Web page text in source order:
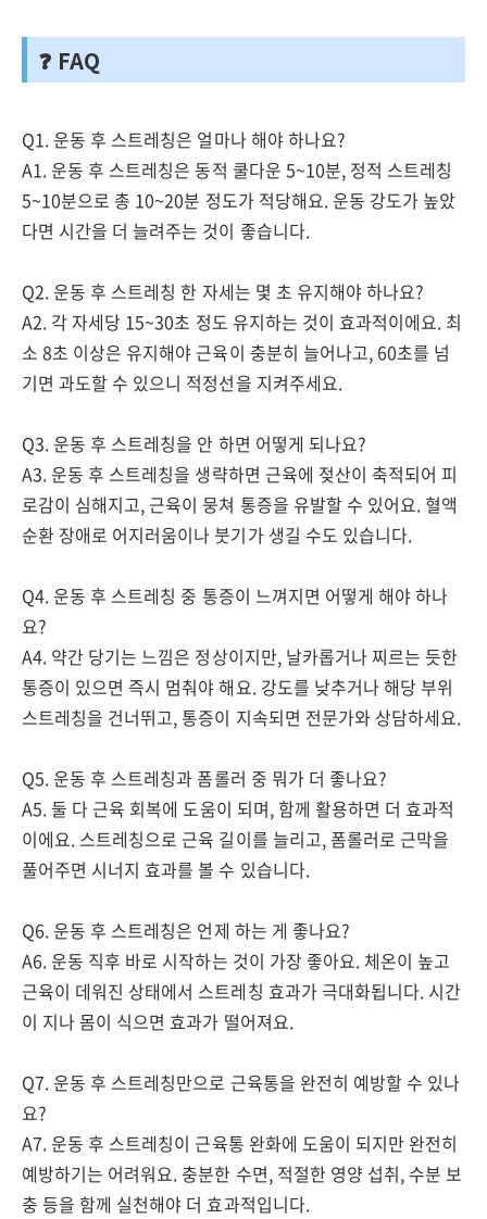
❓ FAQ
Q1. 운동 후 스트레칭은 얼마나 해야 하나요?
A1. 운동 후 스트레칭은 동적 쿨다운 5~10분, 정적 스트레칭
5~10분으로 총 10~20분 정도가 적당해요. 운동 강도가 높았
다면 시간을 더 늘려주는 것이 좋습니다.
Q2. 운동 후 스트레칭 한 자세는 몇 초 유지해야 하나요?
A2. 각 자세당 15~30초 정도 유지하는 것이 효과적이에요. 최
소 8초 이상은 유지해야 근육이 충분히 늘어나고, 60초를 넘
기면 과도할 수 있으니 적정선을 지켜주세요.
Q3. 운동 후 스트레칭을 안 하면 어떻게 되나요?
A3. 운동 후 스트레칭을 생략하면 근육에 젖산이 축적되어 피
로감이 심해지고, 근육이 뭉쳐 통증을 유발할 수 있어요. 혈액
순환 장애로 어지러움이나 붓기가 생길 수도 있습니다.
Q4. 운동 후 스트레칭 중 통증이 느껴지면 어떻게 해야 하나
요?
A4. 약간 당기는 느낌은 정상이지만, 날카롭거나 찌르는 듯한
통증이 있으면 즉시 멈춰야 해요. 강도를 낮추거나 해당 부위
스트레칭을 건너뛰고, 통증이 지속되면 전문가와 상담하세요.
Q5. 운동 후 스트레칭과 폼롤러 중 뭐가 더 좋나요?
A5. 둘 다 근육 회복에 도움이 되며, 함께 활용하면 더 효과적
이에요. 스트레칭으로 근육 길이를 늘리고, 폼롤러로 근막을
풀어주면 시너지 효과를 볼 수 있습니다.
Q6. 운동 후 스트레칭은 언제 하는 게 좋나요?
A6. 운동 직후 바로 시작하는 것이 가장 좋아요. 체온이 높고
근육이 데워진 상태에서 스트레칭 효과가 극대화됩니다. 시간
이 지나 몸이 식으면 효과가 떨어져요.
Q7. 운동 후 스트레칭만으로 근육통을 완전히 예방할 수 있나
요?
A7. 운동 후 스트레칭이 근육통 완화에 도움이 되지만 완전히
예방하기는 어려워요. 충분한 수면, 적절한 영양 섭취, 수분 보
충 등을 함께 실천해야 더 효과적입니다.